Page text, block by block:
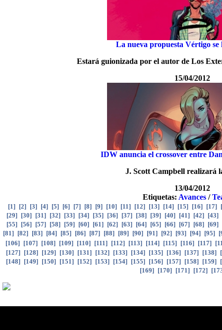
La nueva propuesta Vértigo
Estará guionizada por el autor de Los
15/04/2012
IDW anuncia el crossover entre
J. Scott Campbell realizará
13/04/2012
Etiquetas: Avances /
[1] [2] [3] [4] [5] [6] [7] [8] [9] [10] [11] [12] [13] [14] [15] [16] [17] [
[29] [30] [31] [32] [33] [34] [35] [36] [37] [38] [39] [40] [41] [42] [43]
[55] [56] [57] [58] [59] [60] [61] [62] [63] [64] [65] [66] [67] [68] [69]
[81] [82] [83] [84] [85] [86] [87] [88] [89] [90] [91] [92] [93] [94] [95] [
[106] [107] [108] [109] [110] [111] [112] [113] [114] [115] [116] [117] [
[127] [128] [129] [130] [131] [132] [133] [134] [135] [136] [137] [138] [
[148] [149] [150] [151] [152] [153] [154] [155] [156] [157] [158] [159] [
[169] [170] [171] [172] [